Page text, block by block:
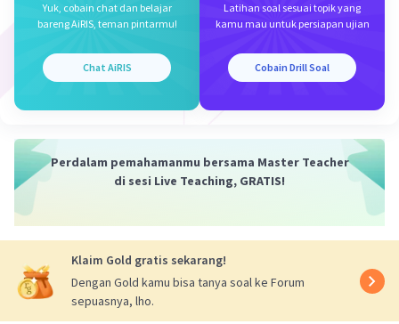
Yuk, cobain chat dan belajar
bareng AiRIS, teman pintarmu!
Chat AiRIS
Latihan soal sesuai topik yang
kamu mau untuk persiapan ujian
Cobain Drill Soal
Perdalam pemahamanmu bersama Master Teacher
di sesi Live Teaching, GRATIS!
Klaim Gold gratis sekarang!
Dengan Gold kamu bisa tanya soal ke Forum
sepuasnya, lho.